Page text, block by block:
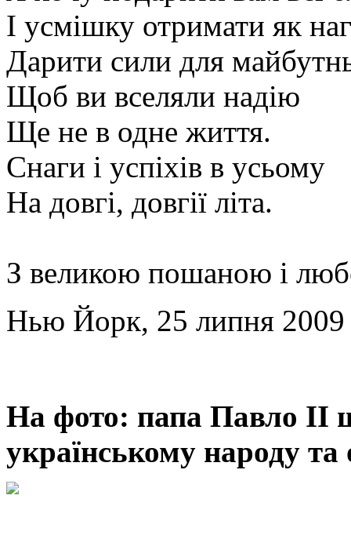
І усмішку отримати як
Дарити сили для
Щоб ви вселяли надію
Ще не в одне життя.
Снаги і успіхів в усьому
На довгі, довгії літа.
З великою пошаною і
Нью Йорк, 25 липня 2009
На фото: папа Павло ІІ
українському народу